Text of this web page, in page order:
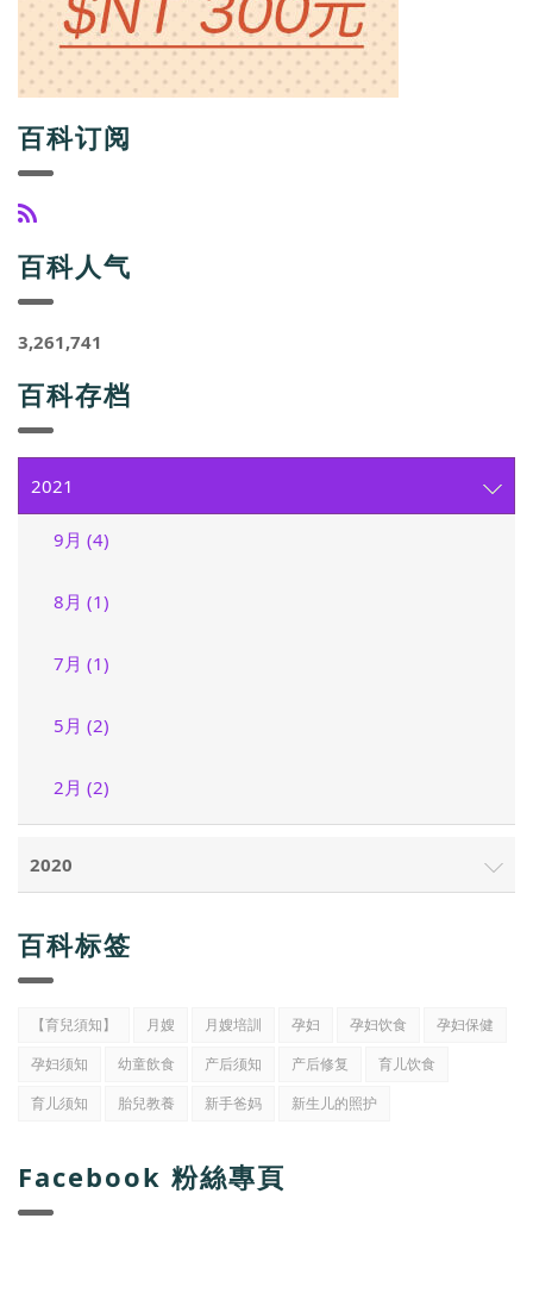
百科订阅
百科人气
3,261,741
百科存档
2021
9月 (4)
8月 (1)
7月 (1)
5月 (2)
2月 (2)
2020
百科标签
【育兒須知】 月嫂 月嫂培訓 孕妇 孕妇饮食
孕妇保健
孕妇须知
幼童飲食 产后须知 产后修复
育儿饮食
育儿须知
胎兒教養 新手爸妈 新生儿的照护
Facebook 粉絲專頁